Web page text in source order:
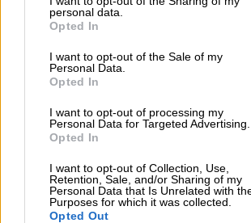
personal data.
Opted In
I want to opt-out of the Sale of my
Personal Data.
Opted In
I want to opt-out of processing my
Personal Data for Targeted Advertising.
Opted In
I want to opt-out of Collection, Use,
Retention, Sale, and/or Sharing of my
Personal Data that Is Unrelated with
Purposes for which it was collected.
Opted Out
▌ΤΕΛΕΥΤΑΙΑ